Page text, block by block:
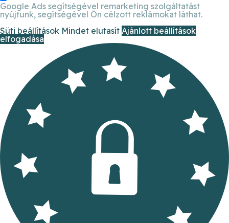
Google Ads segítségével remarketing szolgáltatást
nyújtunk, segítségével Ön célzott reklámokat láthat.
Süti beállítások Mindet elutasít Ajánlott beállítások
elfogadása